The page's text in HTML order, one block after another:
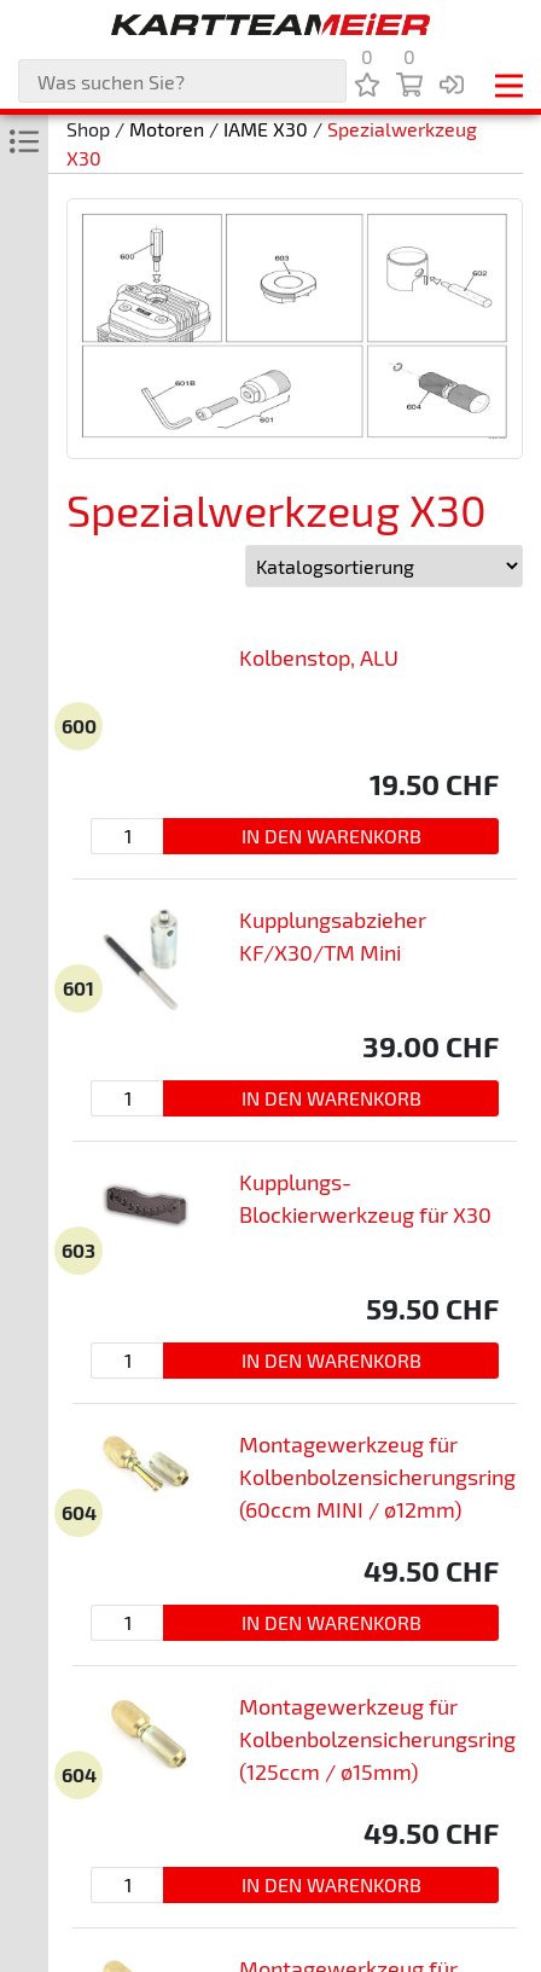
0 0
Shop /Motoren/IAME X30/Spezialwerkzeug
X30
Spezialwerkzeug X30
600
Kolbenstop, ALU
19.50 CHF
601
Kupplungsabzieher
KF/X30/TM Mini
39.00 CHF
603
Kupplungs-
Blockierwerkzeug für X30
59.50 CHF
604
Montagewerkzeug für
Kolbenbolzensicherungsring
(60ccm MINI / ø12mm)
49.50 CHF
604
Montagewerkzeug für
Kolbenbolzensicherungsring
(125ccm / ø15mm)
49.50 CHF